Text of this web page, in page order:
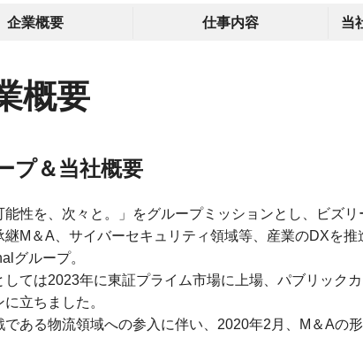
企業概要 仕事内容 当
概要
プ＆当社概要
能性を、次々と。」をグループミッションとし、ビズ
継M＆A、サイバーセキュリティ領域等、産業のDXを
グループ。
しては2023年に東証プライム市場に上場、パブリック
立ちました。
である物流領域への参入に伴い、2020年2月、M＆Aの